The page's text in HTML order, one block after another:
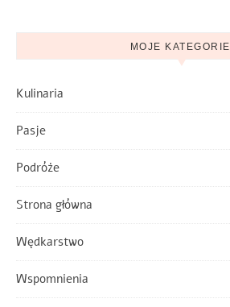
MOJE KATEGORIE
Kulinaria
Pasje
Podróże
Strona główna
Wędkarstwo
Wspomnienia